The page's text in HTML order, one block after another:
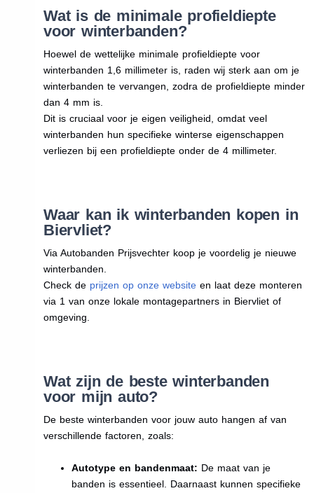
Wat is de minimale profieldiepte
voor winterbanden?
Hoewel de wettelijke minimale profieldiepte voor
winterbanden 1,6 millimeter is, raden wij sterk aan om je
winterbanden te vervangen, zodra de profieldiepte minder
dan 4 mm is.
Dit is cruciaal voor je eigen veiligheid, omdat veel
winterbanden hun specifieke winterse eigenschappen
verliezen bij een profieldiepte onder de 4 millimeter.
Waar kan ik winterbanden kopen in
Biervliet?
Via Autobanden Prijsvechter koop je voordelig je nieuwe
winterbanden.
Check de prijzen op onze websiteen laat deze monteren
via 1 van onze lokale montagepartners in Biervliet of
omgeving.
Wat zijn de beste winterbanden
voor mijn auto?
De beste winterbanden voor jouw auto hangen af van
verschillende factoren, zoals:
Autotype en bandenmaat: De maat van je
banden is essentieel. Daarnaast kunnen specifieke